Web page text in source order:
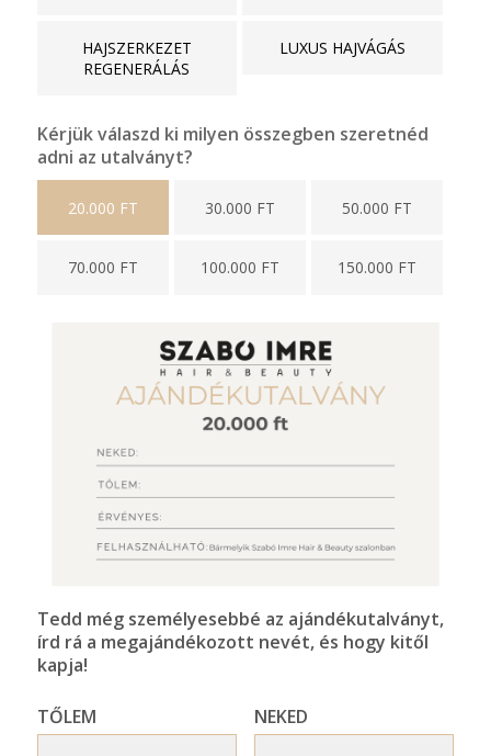
HAJSZERKEZET
REGENERÁLÁS
LUXUS HAJVÁGÁS
Kérjük válaszd ki milyen összegben szeretnéd
adni az utalványt?
20.000 FT 30.000 FT 50.000 FT
70.000 FT 100.000 FT 150.000 FT
Tedd még személyesebbé az ajándékutalványt,
írd rá a megajándékozott nevét, és hogy kitől
kapja!
TŐLEM NEKED